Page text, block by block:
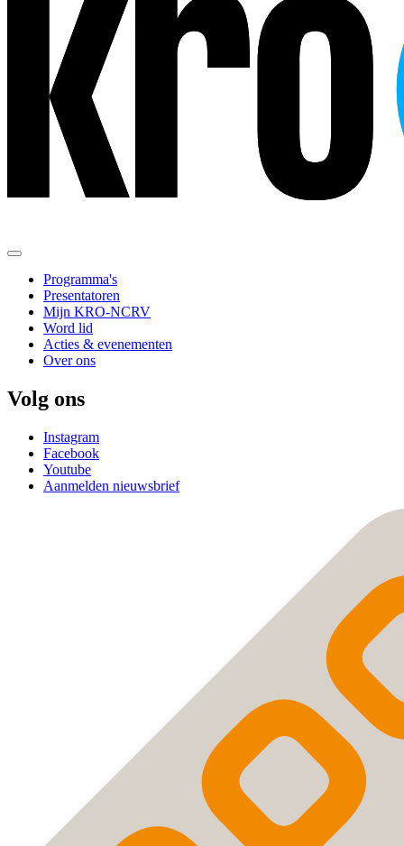
Programma's
Presentatoren
Mijn KRO-NCRV
Word lid
Acties & evenementen
Over ons
Volg ons
Instagram
Facebook
Youtube
Aanmelden nieuwsbrief